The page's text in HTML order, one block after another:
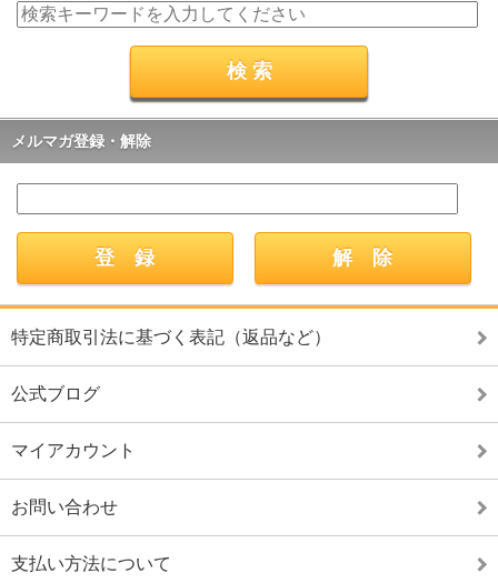
メルマガ登録・解除
特定商取引法に基づく表記（返品など）
公式ブログ
マイアカウント
お問い合わせ
支払い方法について